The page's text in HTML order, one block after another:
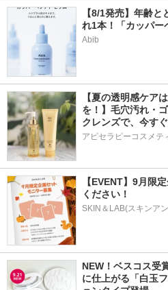
【8/1発売】年齢
れ1本！「カッパー
Abib
【夏の透明感ケア
を！】毛穴汚れ・
クレンズで、今す
アピセラピーコスメテ
【EVENT】9月限
ください！
SKIN＆LAB(スキンア
NEW！ベスコス受
に仕上がる「白玉